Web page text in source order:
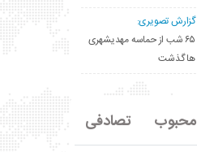
گزارش تصویری:
۶۵ شب از حماسه مهدیشهری
ها گذشت
محبوب تصادفی